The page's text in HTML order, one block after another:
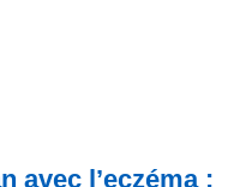
avec l’eczéma :